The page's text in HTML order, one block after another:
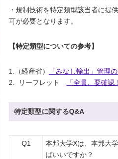
・規制技術を特定類型該当者に提
可が必要となります。
【特定類型についての参考】
1.（経産省）
「みなし輸出」管理
2. リーフレット
「全員、要確
特定類型に関するQ&A
Q1
本邦大学Xは、本邦大
ばいいですか？